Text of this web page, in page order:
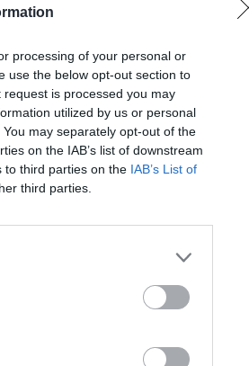
processing of your personal or
use the below opt-out section to
is processed you may
utilized by us or personal
may separately opt-out of the
on the IAB’s list of downstream
to third parties on the IAB’s List of
third parties.
in